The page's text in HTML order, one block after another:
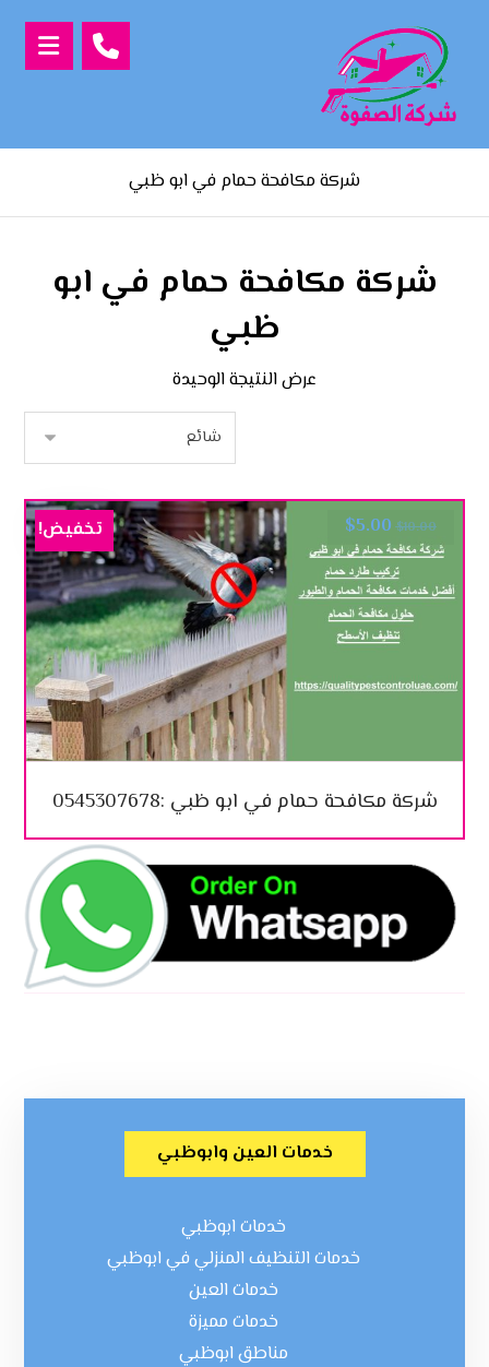
شركة مكافحة حمام في ابو ظبي
شركة مكافحة حمام في ابو
ظبي
عرض النتيجة الوحيدة
شركة مكافحة حمام في ابو ظبي :0545307678
$10.00
$5.00 تخفيض!
خدمات العين وابوظبي
خدمات ابوظبي
خدمات التنظيف المنزلي في ابوظبي
خدمات العين
خدمات مميزة
مناطق ابوظبي